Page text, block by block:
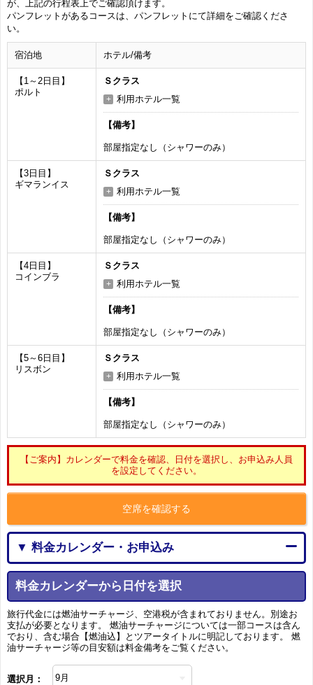
が、上記の行程表上でご確認頂けます。
パンフレットがあるコースは、パンフレットにて詳細をご確認くださ
い。
宿泊地 ホテル/備考
【1～2日目】
ポルト
Ｓクラス
利用ホテル一覧
【備考】
部屋指定なし（シャワーのみ）
【3日目】
ギマランイス
Ｓクラス
利用ホテル一覧
【備考】
部屋指定なし（シャワーのみ）
【4日目】
コインブラ
Ｓクラス
利用ホテル一覧
【備考】
部屋指定なし（シャワーのみ）
【5～6日目】
リスボン
Ｓクラス
利用ホテル一覧
【備考】
部屋指定なし（シャワーのみ）
【ご案内】カレンダーで料金を確認、日付を選択し、お申込み人員
を設定してください。
空席を確認する
▼ 料金カレンダー・お申込み
料金カレンダーから日付を選択
旅行代金には燃油サーチャージ、空港税が含まれておりません。別途お
支払が必要となります。 燃油サーチャージについては一部コースは含ん
でおり、含む場合【燃油込】とツアータイトルに明記しております。 燃
油サーチャージ等の目安額は料金備考をご覧ください。
選択月：